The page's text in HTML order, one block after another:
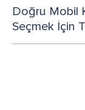
Doğru Mobil
Seçmek İçin